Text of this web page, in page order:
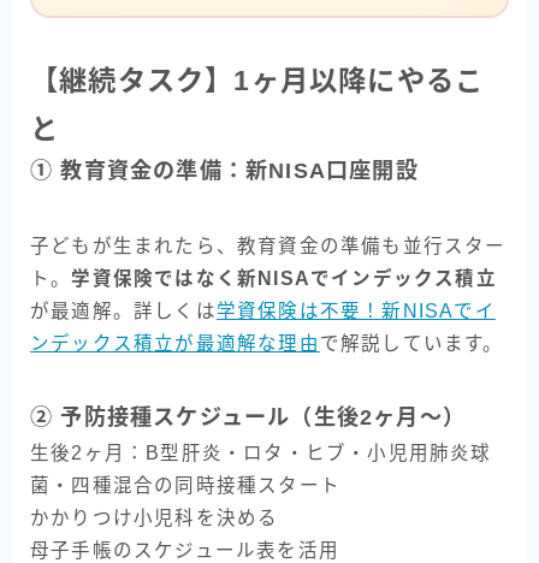
【継続タスク】1ヶ月以降にやるこ
と
① 教育資金の準備：新NISA口座開設
子どもが生まれたら、教育資金の準備も並行スター
ト。学資保険ではなく新NISAでインデックス積立
が最適解。詳しくは学資保険は不要！新NISAでイ
ンデックス積立が最適解な理由 で解説しています。
② 予防接種スケジュール（生後2ヶ月〜）
生後2ヶ月：B型肝炎・ロタ・ヒブ・小児用肺炎球
菌・四種混合の同時接種スタート
かかりつけ小児科を決める
母子手帳のスケジュール表を活用